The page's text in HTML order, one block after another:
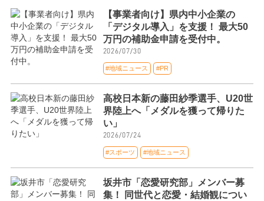
【事業者向け】県内中小企業の
「デジタル導入」を支援！ 最大50
万円の補助金申請を受付中。
2026/07/30
#地域ニュース #PR
高校日本新の藤田紗季選手、U20世
界陸上へ「メダルを獲って帰りた
い」
2026/07/24
#スポーツ #地域ニュース
坂井市「恋愛研究部」メンバー募
集！ 同世代と恋愛・結婚観につい